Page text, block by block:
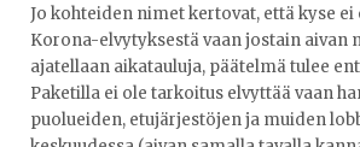
Jo kohteiden nimet kertovat, että kyse
Korona-elvytyksestä vaan jostain aivan
ajatellaan aikatauluja, päätelmä tulee
Paketilla ei ole tarkoitus elvyttää vaan
puolueiden, etujärjestöjen ja muiden